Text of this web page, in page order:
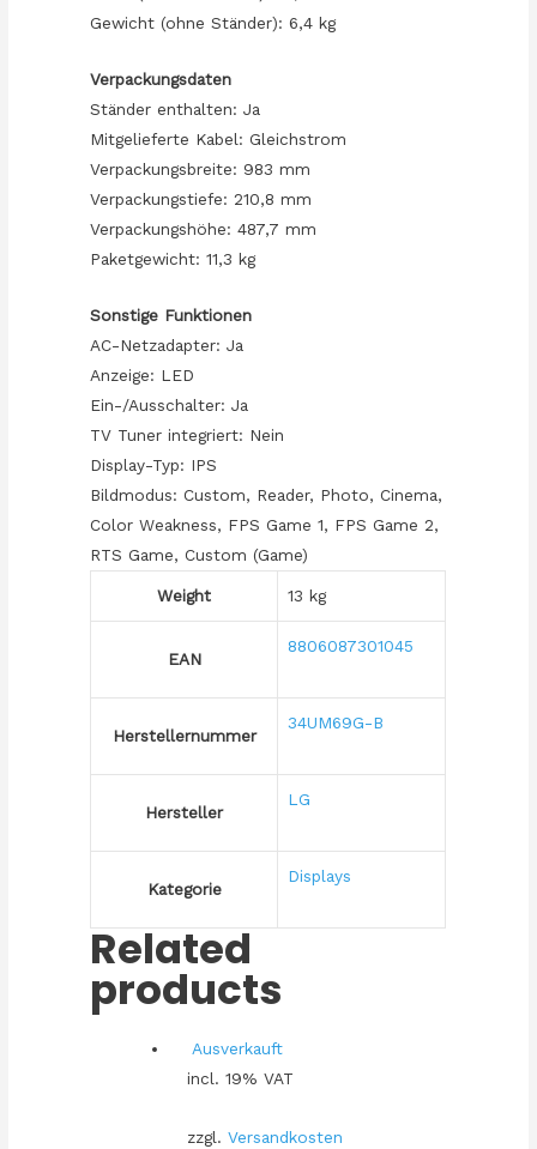
Gewicht (ohne Ständer): 6,4 kg
Verpackungsdaten
Ständer enthalten: Ja
Mitgelieferte Kabel: Gleichstrom
Verpackungsbreite: 983 mm
Verpackungstiefe: 210,8 mm
Verpackungshöhe: 487,7 mm
Paketgewicht: 11,3 kg
Sonstige Funktionen
AC-Netzadapter: Ja
Anzeige: LED
Ein-/Ausschalter: Ja
TV Tuner integriert: Nein
Display-Typ: IPS
Bildmodus: Custom, Reader, Photo, Cinema,
Color Weakness, FPS Game 1, FPS Game 2,
RTS Game, Custom (Game)
Weight 13 kg
EAN
8806087301045
Herstellernummer
34UM69G-B
Hersteller
LG
Kategorie
Displays
Related
products
Ausverkauft
incl. 19% VAT
zzgl. Versandkosten